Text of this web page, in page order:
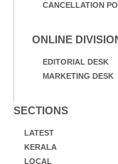
CANCELLATION
ONLINE
EDITORIAL DESK
MARKETING DESK
SECTIONS
LATEST
KERALA
LOCAL